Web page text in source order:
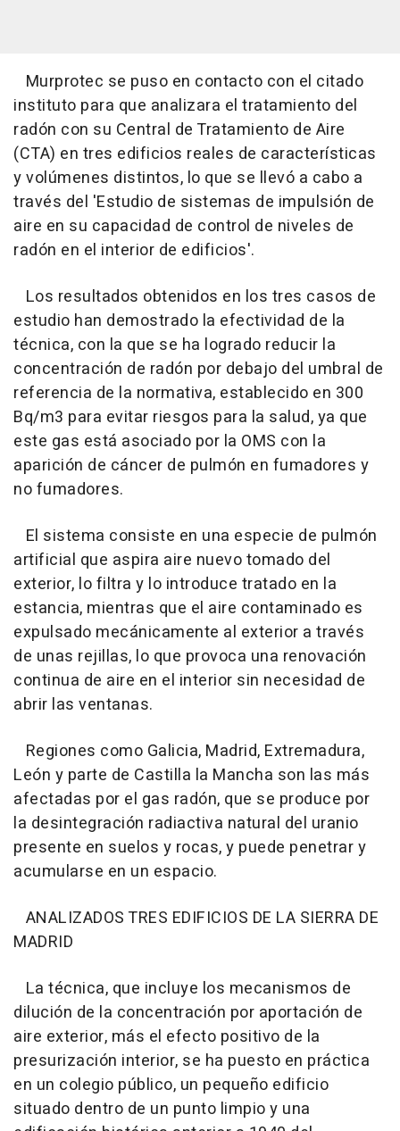
Murprotec se puso en contacto con el citado
instituto para que analizara el tratamiento del
radón con su Central de Tratamiento de Aire
(CTA) en tres edificios reales de características
y volúmenes distintos, lo que se llevó a cabo a
través del 'Estudio de sistemas de impulsión de
aire en su capacidad de control de niveles de
radón en el interior de edificios'.
Los resultados obtenidos en los tres casos de
estudio han demostrado la efectividad de la
técnica, con la que se ha logrado reducir la
concentración de radón por debajo del umbral de
referencia de la normativa, establecido en 300
Bq/m3 para evitar riesgos para la salud, ya que
este gas está asociado por la OMS con la
aparición de cáncer de pulmón en fumadores y
no fumadores.
El sistema consiste en una especie de pulmón
artificial que aspira aire nuevo tomado del
exterior, lo filtra y lo introduce tratado en la
estancia, mientras que el aire contaminado es
expulsado mecánicamente al exterior a través
de unas rejillas, lo que provoca una renovación
continua de aire en el interior sin necesidad de
abrir las ventanas.
Regiones como Galicia, Madrid, Extremadura,
León y parte de Castilla la Mancha son las más
afectadas por el gas radón, que se produce por
la desintegración radiactiva natural del uranio
presente en suelos y rocas, y puede penetrar y
acumularse en un espacio.
ANALIZADOS TRES EDIFICIOS DE LA SIERRA DE
MADRID
La técnica, que incluye los mecanismos de
dilución de la concentración por aportación de
aire exterior, más el efecto positivo de la
presurización interior, se ha puesto en práctica
en un colegio público, un pequeño edificio
situado dentro de un punto limpio y una